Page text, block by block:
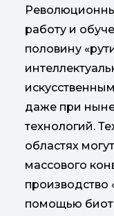
работу и
половину
даже при
технологий.
областях
массового
производство
помощью